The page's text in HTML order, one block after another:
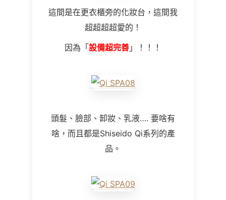
這間是在更衣櫃旁的化妝台，這間我
超超超超愛的！
因為「 設備超完善 」！！！
頭髮、臉部、卸妝、乳液…. 要啥有
啥，而且都是Shiseido Qi系列的產
品。